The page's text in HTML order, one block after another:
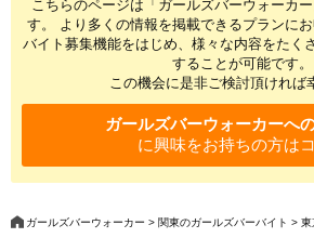
こちらのページは「ガールズバーウォーカ
す。 より多くの情報を掲載できるプランに
バイト募集機能をはじめ、様々な内容をたく
することが可能です。
この機会に是非ご検討頂ければ
ガールズバーウォーカーへ
に興味をお持ちの方は
ガールズバーウォーカー 関東のガールズバーバイト 東